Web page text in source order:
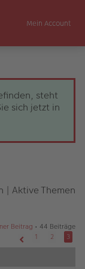
Mein Account
steht
sich jetzt in
| Aktive Themen
Beitrag • 44 Beiträge
1 2 3